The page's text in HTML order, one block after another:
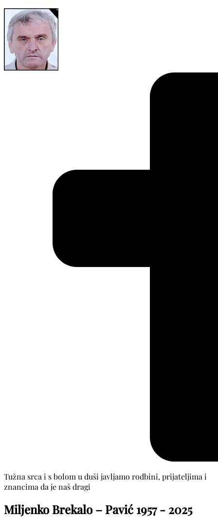
Tužna srca i s bolom u duši javljamo rodbini, prijateljima i
znancima da je naš dragi
Miljenko Brekalo – Pavić 1957 - 2025